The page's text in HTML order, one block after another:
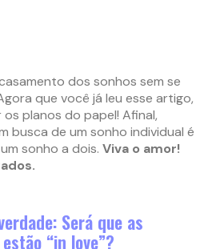
dos sonhos sem se
que você já leu esse artigo,
planos do papel! Afinal,
busca de um sonho individual é
sonho a dois. Viva o amor!
Será que as
“in love”?